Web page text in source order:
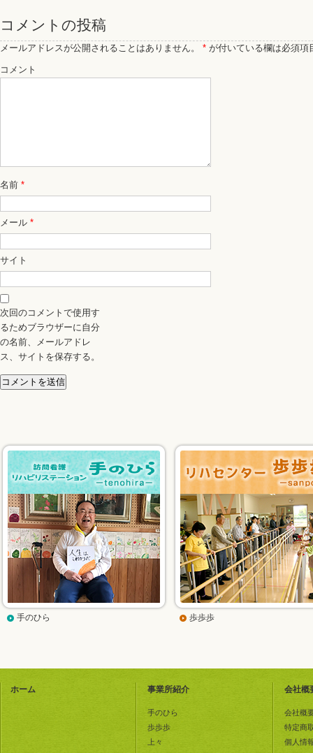
コメントの投稿
メールアドレスが公開されることはありません。 * が付いている欄は必須項
コメント
名前 *
メール *
サイト
次回のコメントで使用す
るためブラウザーに自分
の名前、メールアドレ
ス、サイトを保存する。
手のひら 歩歩歩
ホーム 事業所紹介
手のひら
歩歩歩
上々
会社概
会社概
特定商
個人情